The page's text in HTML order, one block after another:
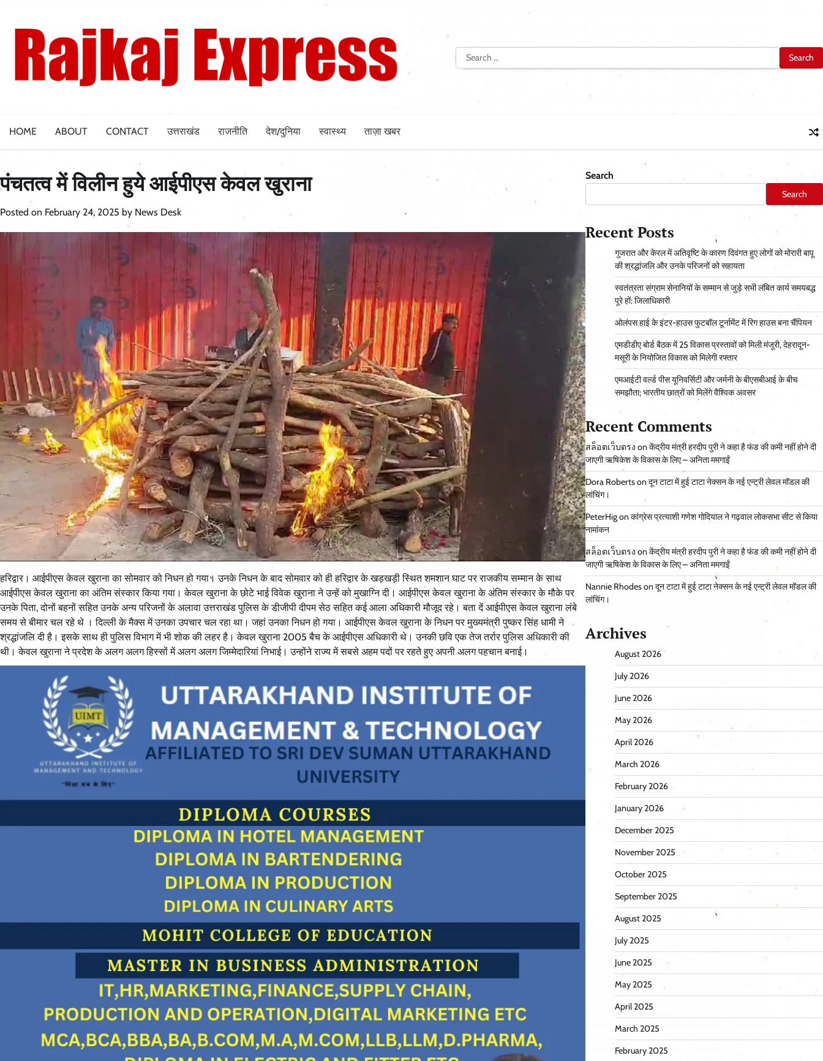
content
Search
for:
HOME ABOUT CONTACT उत्तराखंड राजनीति देश/दुनिया स्वास्थ्य ताज़ा खबर
पंचतत्व में विलीन हुये आईपीएस केवल खुराना
Posted on February 24, 2025 by News Desk
हरिद्वार। आईपीएस केवल खुराना का सोमवार को निधन हो गया। उनके निधन के बाद सोमवार को ही हरिद्वार के खड़खड़ी स्थित शमशान घाट पर राजकीय सम्मान के साथ
आईपीएस केवल खुराना का अंतिम संस्कार किया गया। केवल खुराना के छोटे भाई विवेक खुराना ने उन्हें को मुखाग्नि दी। आईपीएस केवल खुराना के अंतिम संस्कार के मौके पर
उनके पिता, दोनों बहनों सहित उनके अन्य परिजनों के अलावा उत्तराखंड पुलिस के डीजीपी दीपम सेठ सहित कई आला अधिकारी मौजूद रहे। बता दें आईपीएस केवल खुराना लंबे
समय से बीमार चल रहे थे । दिल्ली के मैक्स में उनका उपचार चल रहा था। जहां उनका निधन हो गया। आईपीएस केवल खुराना के निधन पर मुख्यमंत्री पुष्कर सिंह धामी ने
श्रद्धांजलि दी है। इसके साथ ही पुलिस विभाग में भी शोक की लहर है। केवल खुराना 2005 बैच के आईपीएस अधिकारी थे। उनकी छवि एक तेज तर्रार पुलिस अधिकारी की
थी। केवल खुराना ने प्रदेश के अलग अलग हिस्सों में अलग अलग जिम्मेदारियां निभाई। उन्होंने राज्य में सबसे अहम पदों पर रहते हुए अपनी अलग पहचान बनाई।
Search
Search
Recent Posts
गुजरात और केरल में अतिवृष्टि के कारण दिवंगत हुए लोगों को मोरारी बापू
की श्रद्धांजलि और उनके परिजनों को सहायता
स्वतंत्रता संग्राम सेनानियों के सम्मान से जुड़े सभी लंबित कार्य समयबद्ध
पूरे हों: जिलाधिकारी
ओलंपस हाई के इंटर-हाउस फुटबॉल टूर्नामेंट में रिग हाउस बना चैंपियन
एमडीडीए बोर्ड बैठक में 25 विकास प्रस्तावों को मिली मंजूरी, देहरादून-
मसूरी के नियोजित विकास को मिलेगी रफ्तार
एमआईटी वर्ल्ड पीस यूनिवर्सिटी और जर्मनी के बीएसबीआई के बीच
समझौता; भारतीय छात्रों को मिलेंगे वैश्विक अवसर
Recent Comments
สล็อตเว็บตรง onकेंद्रीय मंत्री हरदीप पुरी ने कहा है फंड की कमी नहीं होने दी
जाएगी ऋषिकेश के विकास के लिए – अनिता ममगाईं
Dora Robertsonदून टाटा में हुई टाटा नेक्सन के नई एन्ट्री लेवल मॉडल की
लांचिंग।
PeterHigonकांग्रेस प्रत्याशी गणेश गोदियाल ने गढ़वाल लोकसभा सीट से किया
नामांकन
สล็อตเว็บตรง onकेंद्रीय मंत्री हरदीप पुरी ने कहा है फंड की कमी नहीं होने दी
जाएगी ऋषिकेश के विकास के लिए – अनिता ममगाईं
Nannie Rhodesonदून टाटा में हुई टाटा नेक्सन के नई एन्ट्री लेवल मॉडल की
लांचिंग।
Archives
August 2026
July 2026
June 2026
May 2026
April 2026
March 2026
February 2026
January 2026
December 2025
November 2025
October 2025
September 2025
August 2025
July 2025
June 2025
May 2025
April 2025
March 2025
February 2025